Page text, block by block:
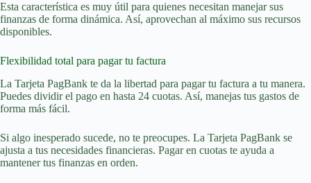
Esta característica es muy útil para quienes necesitan manejar sus
finanzas de forma dinámica. Así, aprovechan al máximo sus recursos
disponibles.
Flexibilidad total para pagar tu factura
La Tarjeta PagBank te da la libertad para pagar tu factura a tu manera.
Puedes dividir el pago en hasta 24 cuotas. Así, manejas tus gastos de
forma más fácil.
Si algo inesperado sucede, no te preocupes. La Tarjeta PagBank se
ajusta a tus necesidades financieras. Pagar en cuotas te ayuda a
mantener tus finanzas en orden.